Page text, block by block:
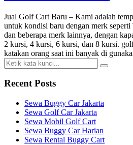
Jual Golf Cart Baru – Kami adalah
untuk kondisi baru dengan merk
dan beberapa merk lainnya, dengan
2 kursi, 4 kursi, 6 kursi, dan 8 kursi.
katakan orang saat ini banyak di
Recent Posts
Sewa Buggy Car Jakarta
Sewa Golf Car Jakarta
Sewa Mobil Golf Cart
Sewa Buggy Car Harian
Sewa Rental Buggy Cart